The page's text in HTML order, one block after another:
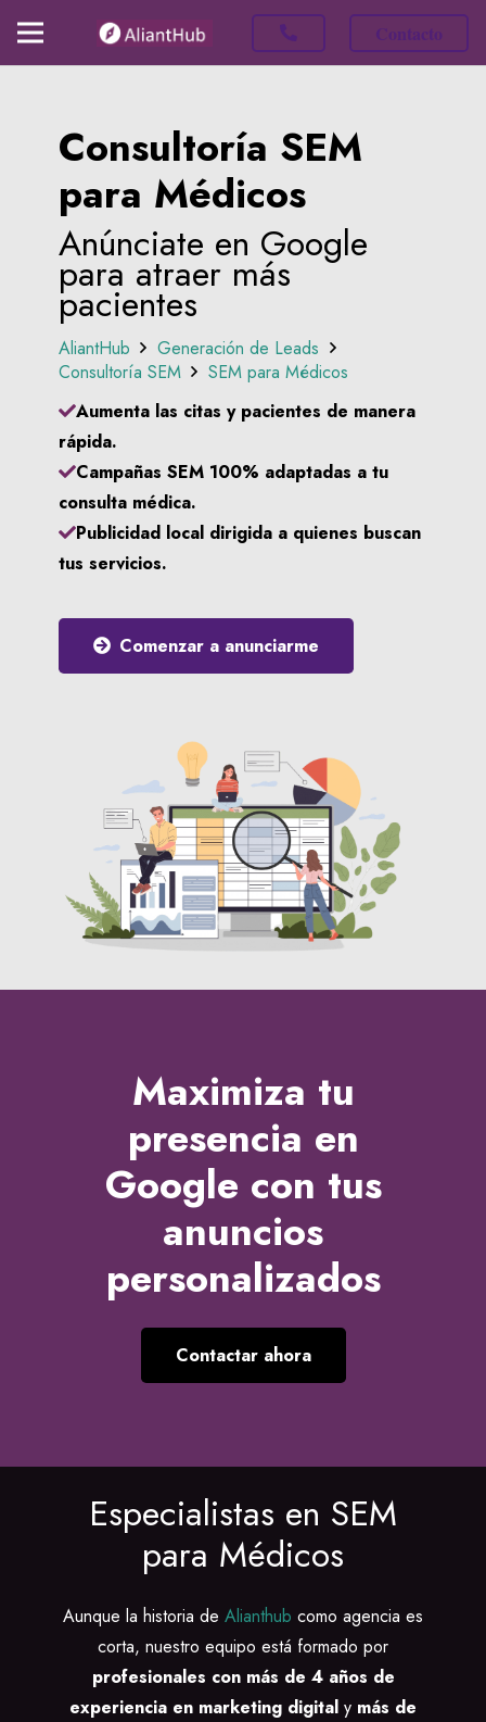
Consultoría SEM
para Médicos
Anúnciate en Google
para atraer más
pacientes
AliantHub
Generación de Leads
Consultoría SEM
SEM para Médicos
Aumenta las citas y pacientes de manera
rápida.
Campañas SEM 100% adaptadas a tu
consulta médica.
Publicidad local dirigida a quienes buscan
tus servicios.
Comenzar a anunciarme
Maximiza tu
presencia en
Google con tus
anuncios
personalizados
Contactar ahora
Especialistas en SEM
para Médicos
Aunque la historia de Alianthub como agencia es
corta, nuestro equipo está formado por
profesionales con más de 4 años de
experiencia en marketing digital y más de